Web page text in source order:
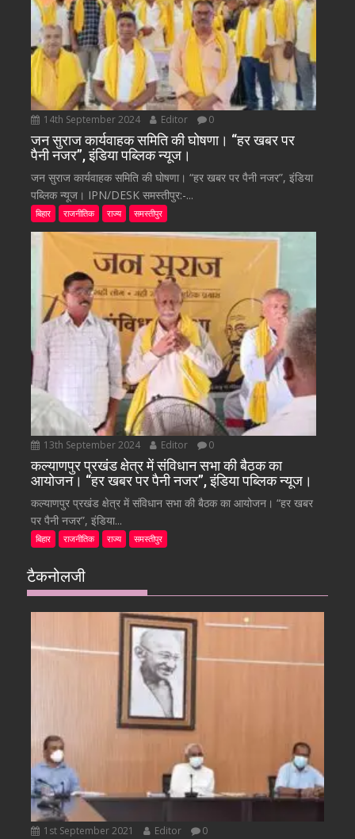
14th September 2024 Editor 0
जन सुराज कार्यवाहक समिति की घोषणा। “हर खबर पर
पैनी नजर”, इंडिया पब्लिक न्यूज।
जन सुराज कार्यवाहक समिति की घोषणा। “हर खबर पर पैनी नजर”, इंडिया
पब्लिक न्यूज। IPN/DESK समस्तीपुर:-...
बिहार राजनीतिक राज्य समस्तीपुर
13th September 2024 Editor 0
कल्याणपुर प्रखंड क्षेत्र में संविधान सभा की बैठक का
आयोजन। “हर खबर पर पैनी नजर”, इंडिया पब्लिक न्यूज।
कल्याणपुर प्रखंड क्षेत्र में संविधान सभा की बैठक का आयोजन। “हर खबर
पर पैनी नजर”, इंडिया...
बिहार राजनीतिक राज्य समस्तीपुर
टैकनोलजी
1st September 2021 Editor 0